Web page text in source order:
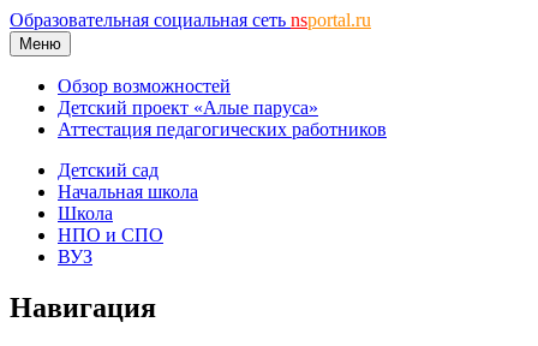
Образовательная социальная сеть nsportal.ru
Меню
Обзор возможностей
Детский проект «Алые паруса»
Аттестация педагогических работников
Детский сад
Начальная школа
Школа
НПО и СПО
ВУЗ
Навигация